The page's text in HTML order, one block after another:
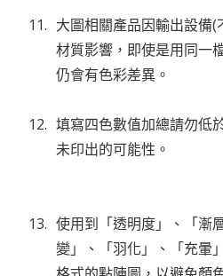
大圖相關產品因輸出設備(
材質影響，即使是用同一
仍會有色彩差異。
填寫四色數值加總請勿低
未印出的可能性。
使用到「透明度」、「漸
變」、「羽化」、「充暈